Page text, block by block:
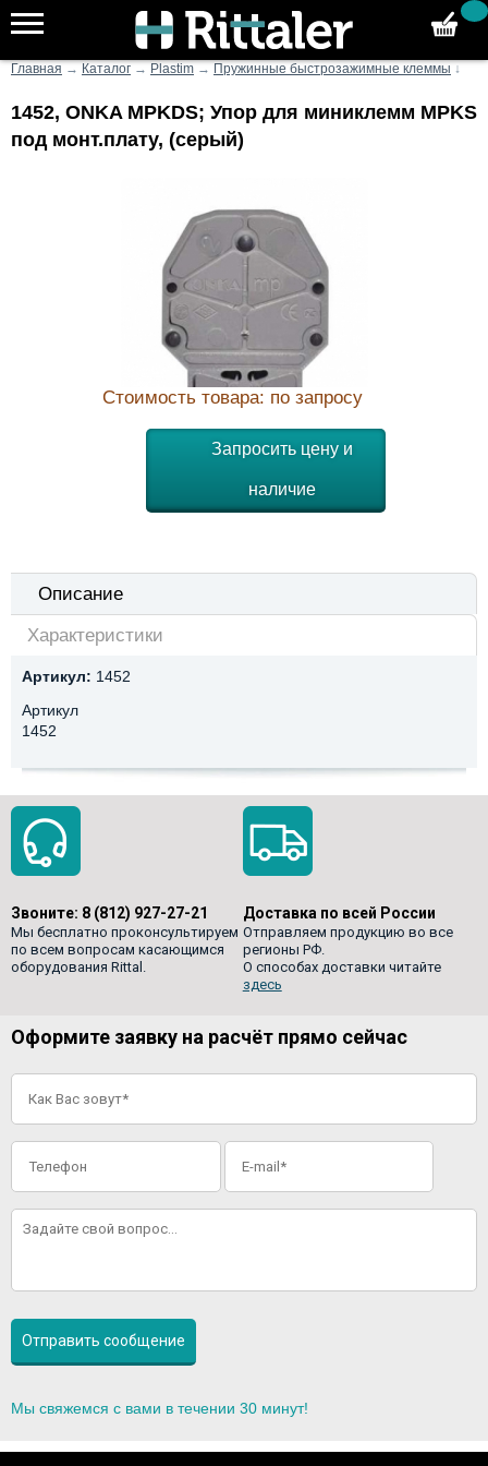
Главная → Каталог → Plastim → Пружинные быстрозажимные клеммы ↓
1452, ONKA MPKDS; Упор для миниклемм MPKS
под монт.плату, (серый)
Стоимость товара: по запросу
Запросить цену и
наличие
Описание
Характеристики
Артикул: 1452
Артикул
1452
Звоните: 8 (812) 927-27-21
Мы бесплатно проконсультируем
по всем вопросам касающимся
оборудования Rittal.
Доставка по всей России
Отправляем продукцию во все
регионы РФ.
О способах доставки читайте
здесь
Оформите заявку на расчёт прямо сейчас
Мы свяжемся с вами в течении 30 минут!